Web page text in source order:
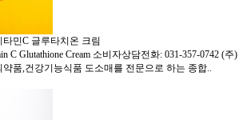
타민C 글루타치온 크림
C Glutathione Cream 소비자상담전화: 031-357-0742 (주)
품,건강기능식품 도소매를 전문으로 하는 종합..